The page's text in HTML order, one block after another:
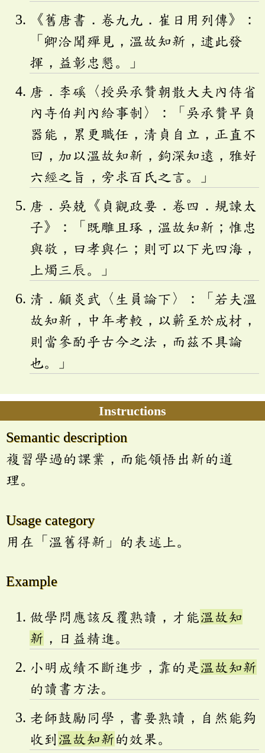
《舊唐書．卷九九．崔日用列傳》：
「卿洽聞殫見，溫故知新，逮此發
揮，益彰忠懇。」
唐．李磎〈授吳承贊朝散大夫內侍省
內寺伯判內給事制〉：「吳承贊早負
器能，累更職任，清貞自立，正直不
回，加以溫故知新，鉤深知遠，雅好
六經之旨，旁求百氏之言。」
唐．吳兢《貞觀政要．卷四．規諫太
子》：「既雕且琢，溫故知新；惟忠
與敬，曰孝與仁；則可以下光四海，
上燭三辰。」
清．顧炎武〈生員論下〉：「若夫溫
故知新，中年考較，以蘄至於成材，
則當參酌乎古今之法，而茲不具論
也。」
Instructions
Semantic description
複習學過的課業，而能領悟出新的道
理。
Usage category
用在「溫舊得新」的表述上。
Example
做學問應該反覆熟讀，才能溫故知
新 ，日益精進。
小明成績不斷進步，靠的是 溫故知新
的讀書方法。
老師鼓勵同學，書要熟讀，自然能夠
收到 溫故知新的效果。